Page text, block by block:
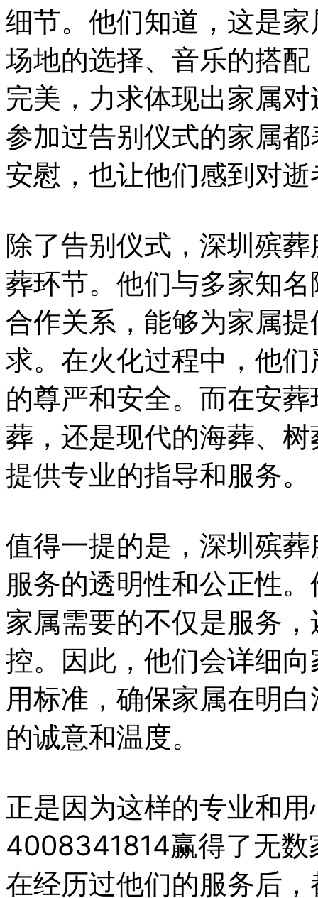
细节。他们知道，这是
场地的选择、音乐的搭
完美，力求体现出家属
参加过告别仪式的家属
安慰，也让他们感到对
除了告别仪式，深圳殡
葬环节。他们与多家知
合作关系，能够为家属
求。在火化过程中，他
的尊严和安全。而在安
葬，还是现代的海葬、
提供专业的指导和服务。
值得一提的是，深圳殡
服务的透明性和公正性
家属需要的不仅是服务
控。因此，他们会详细
用标准，确保家属在明
的诚意和温度。
正是因为这样的专业和
4008341814赢得了无数
在经历过他们的服务后